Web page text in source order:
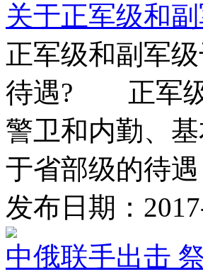
关于正军级和
正军级和副军
待遇? 正军级
警卫和内勤、
于省部级的待
发布日期：
中俄联手出击